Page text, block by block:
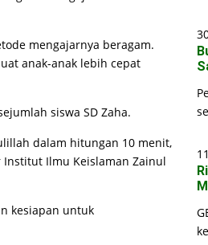
mengajarnya beragam.
anak-anak lebih cepat
siswa SD Zaha.
dalam hitungan 10 menit,
Institut Ilmu Keislaman Zainul
kesiapan untuk